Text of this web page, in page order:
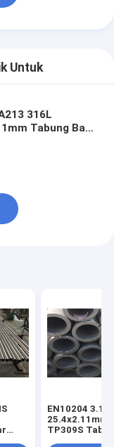
Untuk
316L
Tabung Baja
EN10204 3.1
25.4x2.11mm
TP309S